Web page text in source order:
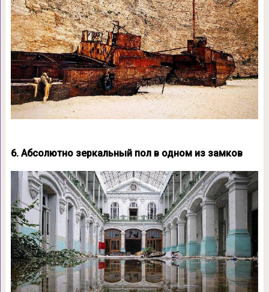
6. Абсолютно зеркальный пол в одном из замков